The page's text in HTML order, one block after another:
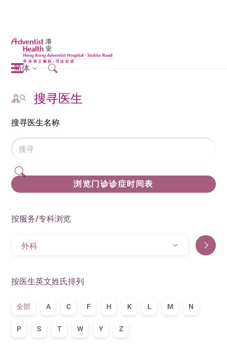
简体
搜寻医生
搜寻医生名称
浏览门诊诊症时间表
按服务/专科浏览
外科
按医生英文姓氏排列
全部 A C F H K L M N
P S T W Y Z